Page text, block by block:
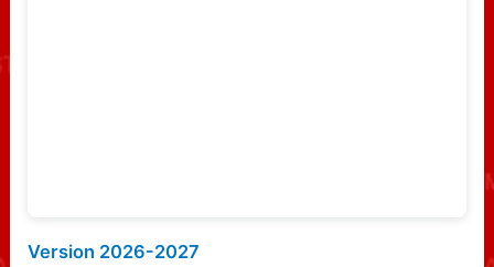
Version 2026-2027